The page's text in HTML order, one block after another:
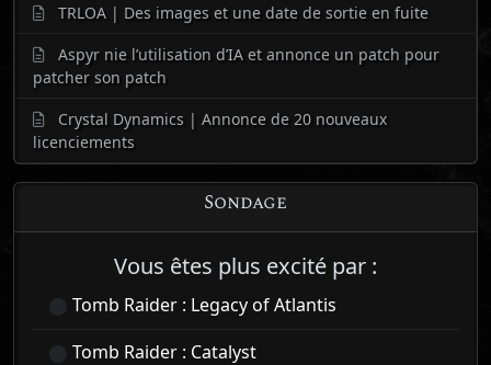
TRLOA | Des images et une date de sortie en fuite
Aspyr nie l’utilisation d’IA et annonce un patch pour
patcher son patch
Crystal Dynamics | Annonce de 20 nouveaux
licenciements
Sondage
Vous êtes plus excité par :
Tomb Raider : Legacy of Atlantis
Tomb Raider : Catalyst